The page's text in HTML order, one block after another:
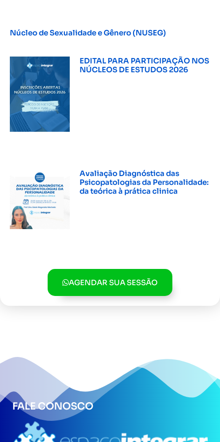
Núcleo de Sexualidade e Gênero (NUSEG)
EDITAL PARA PARTICIPAÇÃO NOS
NÚCLEOS DE ESTUDOS 2026
Avaliação Diagnóstica das
Psicopatologias da Personalidade:
da teórica à prática clinica
AGENDAR SUA SESSÃO
FALE CONOSCO